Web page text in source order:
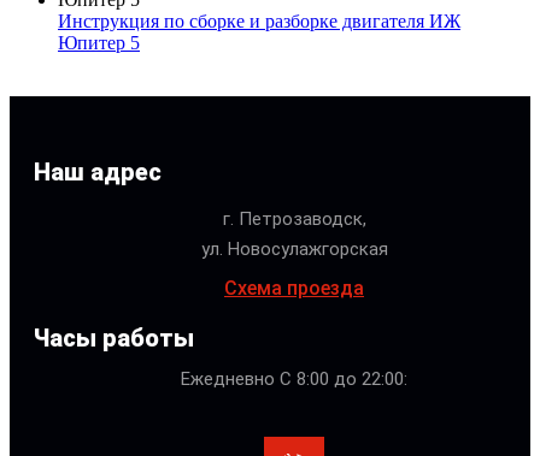
Инструкция по сборке и разборке двигателя ИЖ
Юпитер 5
Наш адрес
г. Петрозаводск,
ул. Новосулажгорская
Схема проезда
Часы работы
Ежедневно С 8:00 до 22:00: